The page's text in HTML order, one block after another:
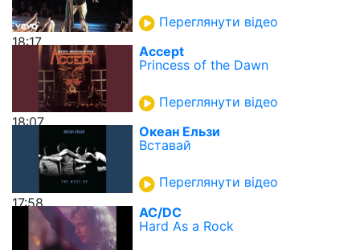
18:17
Переглянути відео
18:07
Accept
Princess of the Dawn
Переглянути відео
17:58
Океан Ельзи
Вставай
Переглянути відео
AC/DC
Hard As a Rock